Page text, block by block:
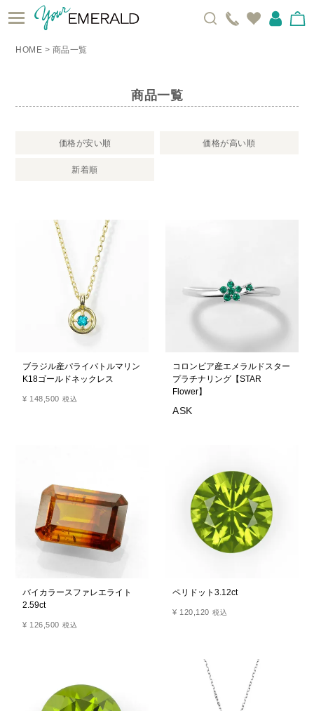
HOME 商品一覧
商品一覧
価格が安い順 価格が高い順
新着順
ブラジル産パライバトルマリン
K18ゴールドネックレス
¥ 148,500 税込
コロンビア産エメラルドスター
プラチナリング【STAR
Flower】
バイカラースファレエライト
2.59ct
¥ 126,500 税込
ペリドット3.12ct
¥ 120,120 税込